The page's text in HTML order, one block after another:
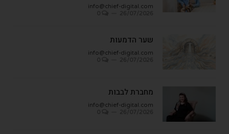
info@chief-digital.com
שער הדמעות
info@chief-digital.com
מחברת לבבות
info@chief-digital.com